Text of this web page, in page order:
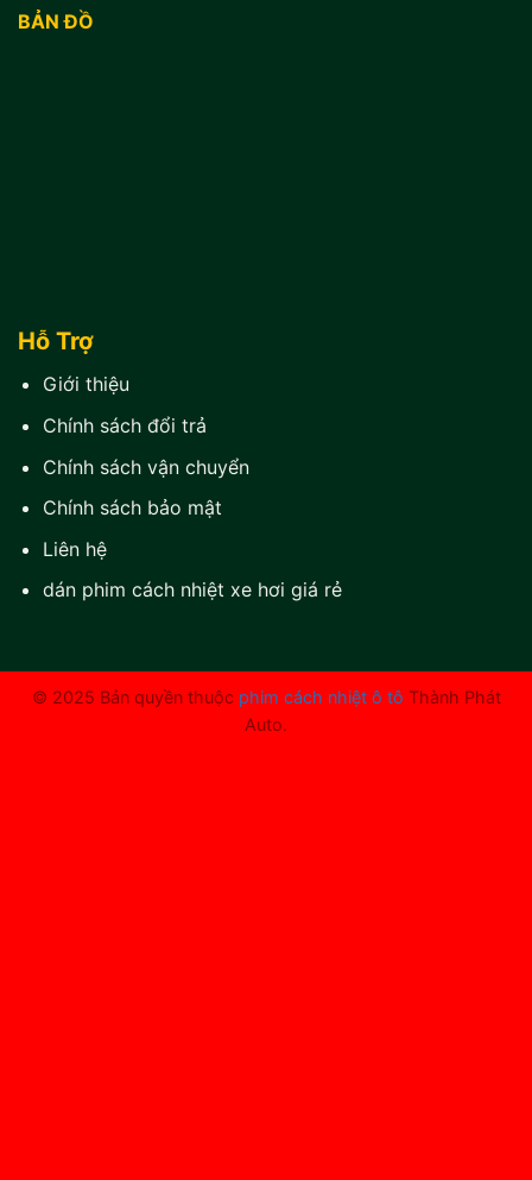
BẢN ĐỒ
Hỗ Trợ
Giới thiệu
Chính sách đổi trả
Chính sách vận chuyển
Chính sách bảo mật
Liên hệ
dán phim cách nhiệt xe hơi giá rẻ
© 2025 Bản quyền thuộc phim cách nhiệt ô tô Thành Phát
Auto.